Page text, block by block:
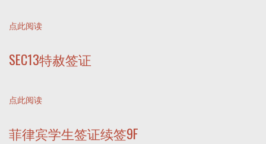
点此阅读
SEC13特赦签证
点此阅读
菲律宾学生签证续签9F